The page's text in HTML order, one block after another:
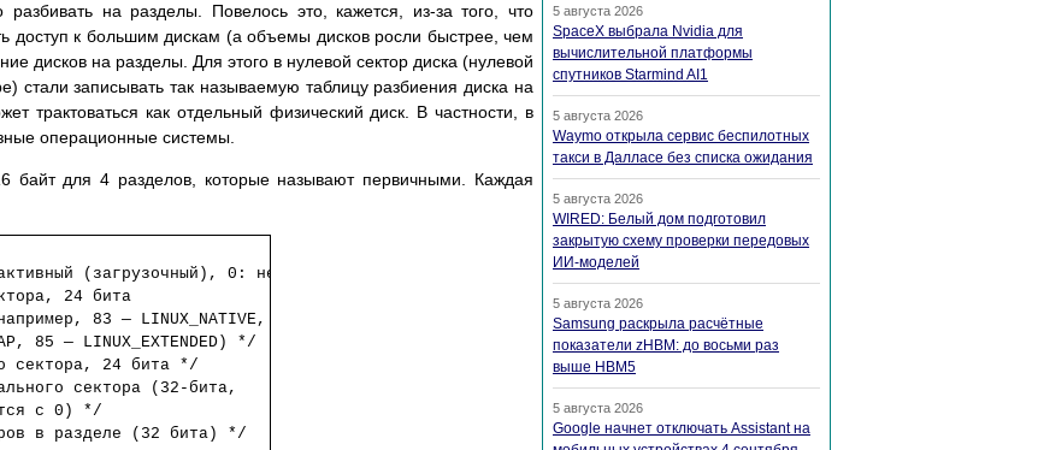
на разделы. Повелось это, кажется, из-за того, что
доступ к большим дискам (а объемы дисков росли быстрее, чем
дисков на разделы. Для этого в нулевой сектор диска (нулевой
стали записывать так называемую таблицу разбиения диска на
трактоваться как отдельный физический диск. В частности, в
операционные системы.
байт для 4 разделов, которые называют первичными. Каждая
(загрузочный), 0: не активный */
24 бита
83 — LINUX_NATIVE,
85 — LINUX_EXTENDED) */
сектора, 24 бита */
сектора (32-бита,
в разделе (32 бита) */
5 августа 2026
SpaceX выбрала Nvidia для
вычислительной платформы
спутников Starmind AI1
5 августа 2026
Waymo открыла сервис беспилотных
такси в Далласе без списка ожидания
5 августа 2026
WIRED: Белый дом подготовил
закрытую схему проверки передовых
ИИ-моделей
5 августа 2026
Samsung раскрыла расчётные
показатели zHBM: до восьми раз
выше HBM5
5 августа 2026
Google начнет отключать Assistant на